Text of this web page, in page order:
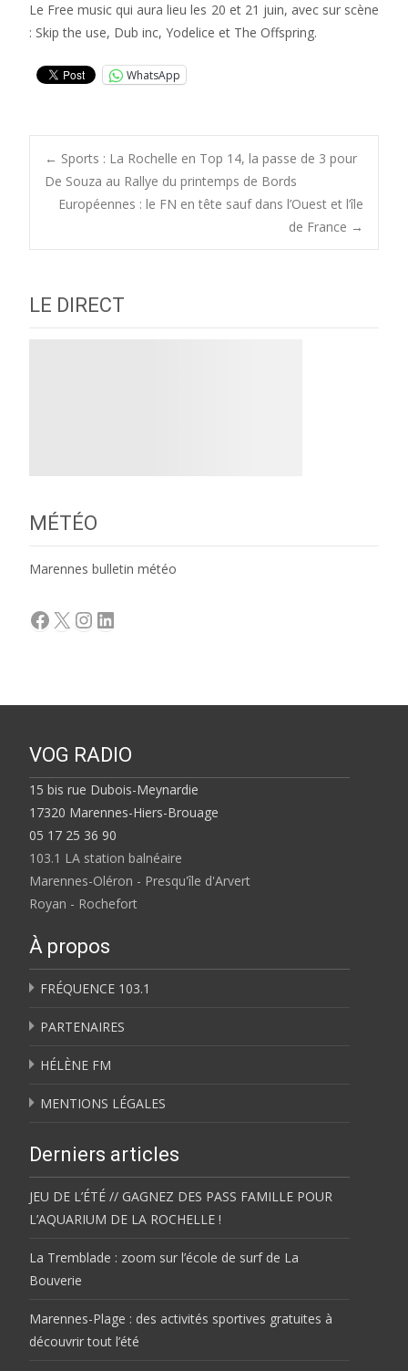
Le Free music qui aura lieu les 20 et 21 juin, avec sur scène
: Skip the use, Dub inc, Yodelice et The Offspring.
WhatsApp
Post
navigation
← Sports : La Rochelle en Top 14, la passe de 3 pour
De Souza au Rallye du printemps de Bords
Européennes : le FN en tête sauf dans l’Ouest et l’île
de France →
LE DIRECT
MÉTÉO
Marennes bulletin météo
Facebook
X Instagram
LinkedIn
VOG RADIO
15 bis rue Dubois-Meynardie
17320 Marennes-Hiers-Brouage
05 17 25 36 90
103.1 LA station balnéaire
Marennes-Oléron - Presqu'île d'Arvert
Royan - Rochefort
À propos
FRÉQUENCE 103.1
PARTENAIRES
HÉLÈNE FM
MENTIONS LÉGALES
Derniers articles
JEU DE L’ÉTÉ // GAGNEZ DES PASS FAMILLE POUR
L’AQUARIUM DE LA ROCHELLE !
La Tremblade : zoom sur l’école de surf de La
Bouverie
Marennes-Plage : des activités sportives gratuites à
découvrir tout l’été